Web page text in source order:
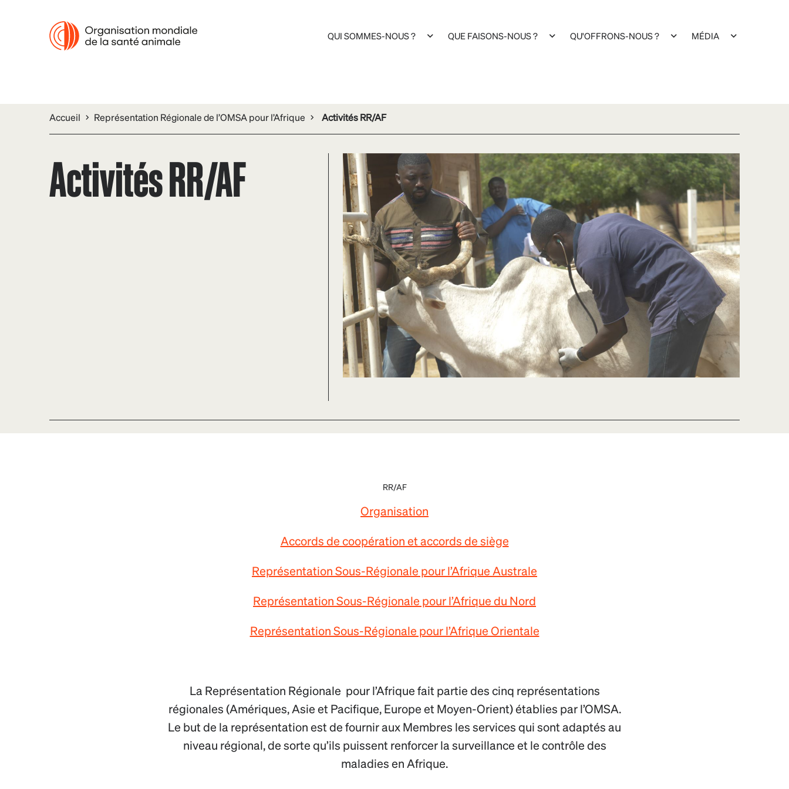
QUI SOMMES-NOUS ? QUE FAISONS-NOUS ? QU'OFFRONS-NOUS ? MÉDIA
Accueil Représentation Régionale de l’OMSA pour l’Afrique Activités RR/AF
Activités RR/AF
RR/AF
Organisation
Accords de coopération et accords de siège
Représentation Sous-Régionale pour l’Afrique Australe
Représentation Sous-Régionale pour l’Afrique du Nord
Représentation Sous-Régionale pour l’Afrique Orientale
La Représentation Régionale pour l’Afrique fait partie des cinq représentations
régionales (Amériques, Asie et Pacifique, Europe et Moyen-Orient) établies par l’OMSA.
Le but de la représentation est de fournir aux Membres les services qui sont adaptés au
niveau régional, de sorte qu’ils puissent renforcer la surveillance et le contrôle des
maladies en Afrique.